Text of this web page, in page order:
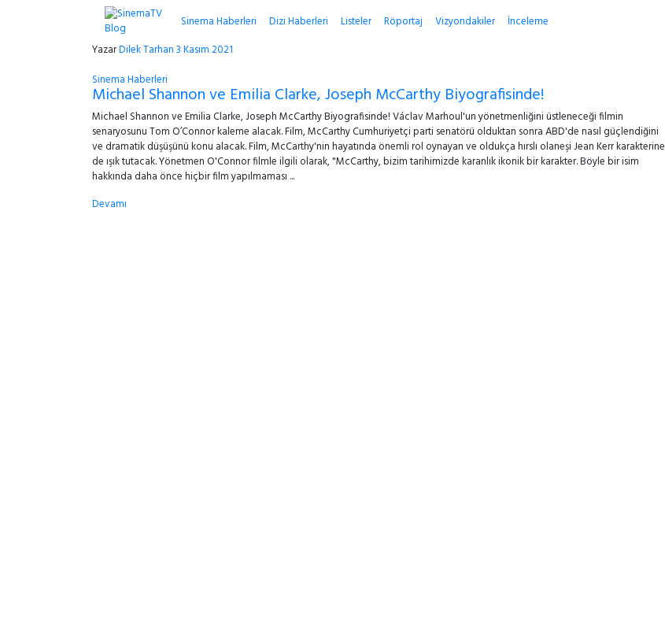
Sinema Haberleri Dizi Haberleri Listeler Röportaj Vizyondakiler
İnceleme
YazarDilek Tarhan3 Kasım 2021
Sinema Haberleri
Michael Shannon ve Emilia Clarke, Joseph McCarthy Biyografisinde!
Michael Shannon ve Emilia Clarke, Joseph McCarthy Biyografisinde! Václav Marhoul'un yönetmenliğini üstleneceği filmin
senaryosunu Tom O’Connor kaleme alacak. Film, McCarthy Cumhuriyetçi parti senatörü olduktan sonra ABD'de nasıl güçlendiğini
ve dramatik düşüşünü konu alacak. Film, McCarthy'nin hayatında önemli rol oynayan ve oldukça hırslı olaneşi Jean Kerr karakterine
de ışık tutacak. Yönetmen O'Connor filmle ilgili olarak, "McCarthy, bizim tarihimizde karanlık ikonik bir karakter. Böyle bir isim
hakkında daha önce hiçbir film yapılmaması ...
Devamı